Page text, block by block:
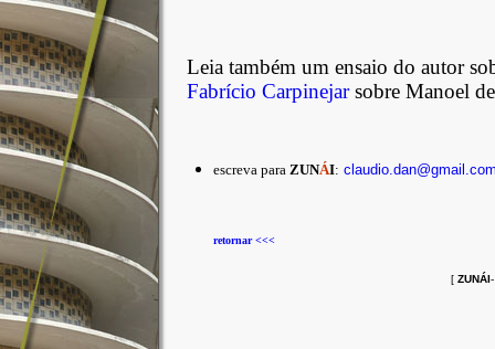
Leia também um ensaio do autor
Fabrício Carpinejarsobre Manoel
escreva para ZUNÁI:
retornar <<<
[ ZUNÁI